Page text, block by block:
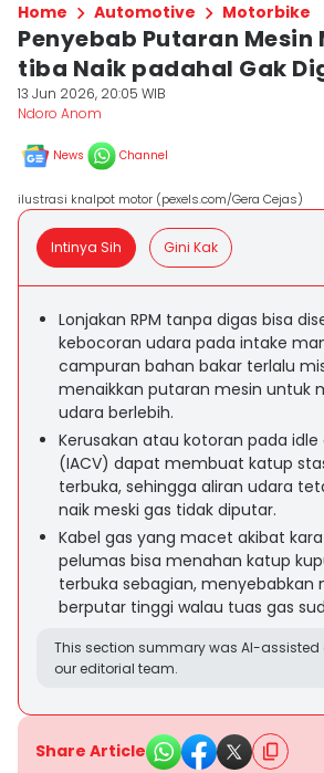
Home Automotive Motorbike
Penyebab Putaran
tiba Naik padahal Gak
13 Jun 2026, 20:05 WIB
Ndoro Anom
News Channel
ilustrasi knalpot motor (pexels.com/Gera Cejas)
Intinya Sih Gini Kak
Lonjakan RPM tanpa digas bisa
kebocoran udara pada intake
campuran bahan bakar terlalu
menaikkan putaran mesin untuk
udara berlebih.
Kerusakan atau kotoran pada
(IACV) dapat membuat katup
terbuka, sehingga aliran udara
naik meski gas tidak diputar.
Kabel gas yang macet akibat
pelumas bisa menahan katup
terbuka sebagian, menyebabkan
berputar tinggi walau tuas gas
This section summary was AI-assisted
our editorial team.
Share Article